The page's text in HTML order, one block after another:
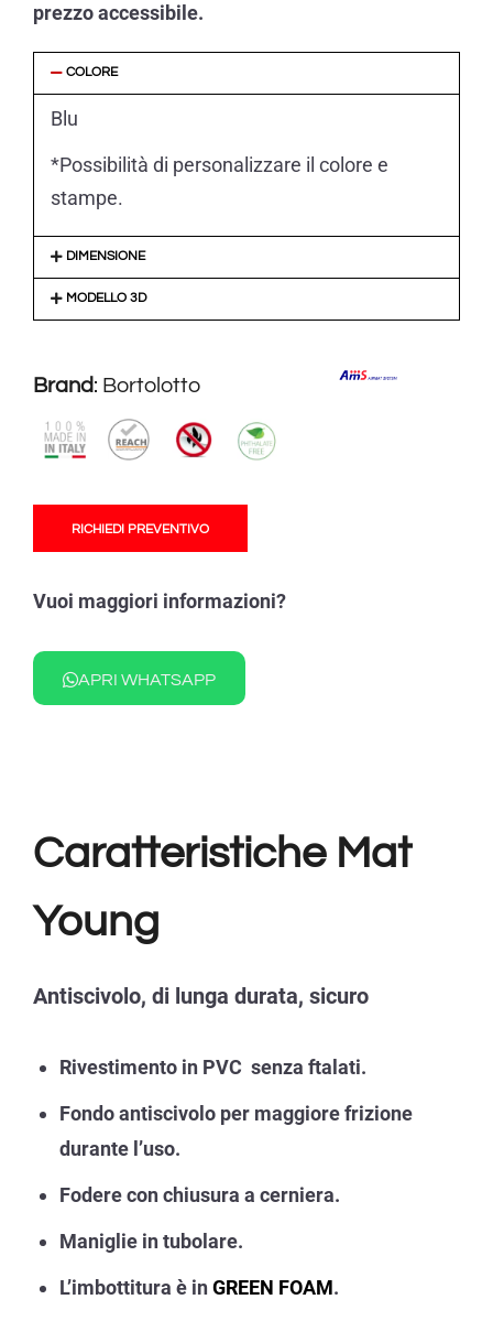
prezzo accessibile.
COLORE
Blu
*Possibilità di personalizzare il colore e
stampe.
DIMENSIONE
MODELLO 3D
Brand: Bortolotto
RICHIEDI PREVENTIVO
Vuoi maggiori informazioni?
APRI WHATSAPP
Caratteristiche Mat
Young
Antiscivolo, di lunga durata, sicuro
Rivestimento in PVC senza ftalati.
Fondo antiscivolo per maggiore frizione
durante l’uso.
Fodere con chiusura a cerniera.
Maniglie in tubolare.
L’imbottitura è inGREEN FOAM.